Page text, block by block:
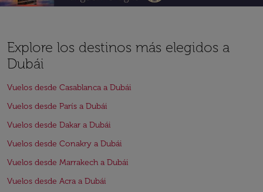
Explore los destinos más elegidos a
Dubái
Vuelos desde Casablanca a Dubái
Vuelos desde París a Dubái
Vuelos desde Dakar a Dubái
Vuelos desde Conakry a Dubái
Vuelos desde Marrakech a Dubái
Vuelos desde Acra a Dubái